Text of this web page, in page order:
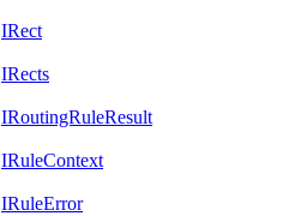
IRect
IRects
IRoutingRuleResult
IRuleContext
IRuleError